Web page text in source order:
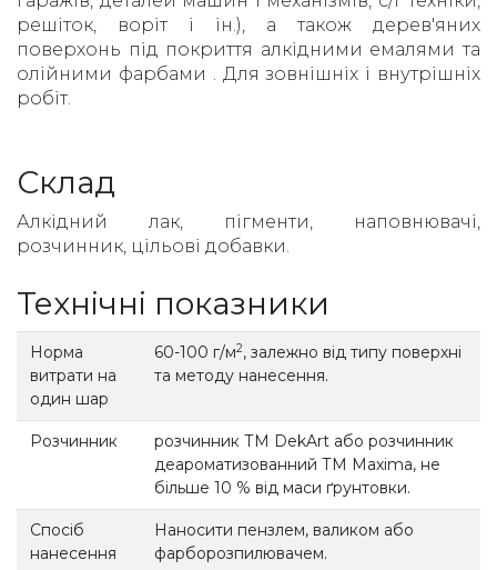
решіток, воріт і ін.), а також дерев'яних
поверхонь під покриття алкідними емалями та
олійними фарбами . Для зовнішніх і внутрішніх
робіт.
Склад
Алкідний лак, пігменти, наповнювачі,
розчинник, цільові добавки.
Технічні показники
Норма
витрати на
один шар
60-100 г/м2, залежно від типу поверхні
та методу нанесення.
Розчинник
розчинник ТМ DekArt або розчинник
деароматизованний ТМ Maxima, не
більше 10 % від маси ґрунтовки.
Спосіб
нанесення
Наносити пензлем, валиком або
фарборозпилювачем.